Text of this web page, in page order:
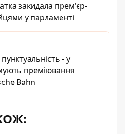
закидала прем'єр-
у парламенті
- у
преміювання
Bahn